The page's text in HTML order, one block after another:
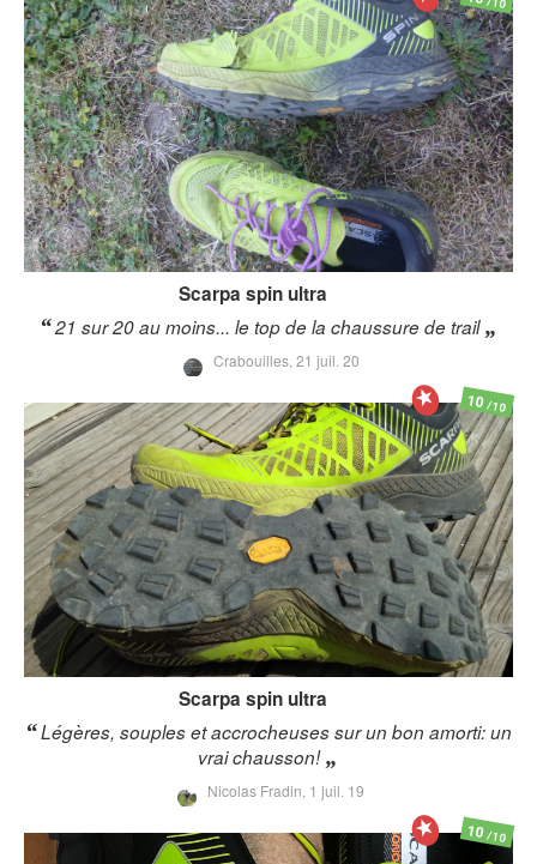
Scarpa spin ultra
21 sur 20 au moins... le top de la chaussure de trail
Crabouilles, 21 juil. 20
Scarpa spin ultra
Légères, souples et accrocheuses sur un bon amorti: un
vrai chausson!
Nicolas Fradin, 1 juil. 19
10/10
10/10